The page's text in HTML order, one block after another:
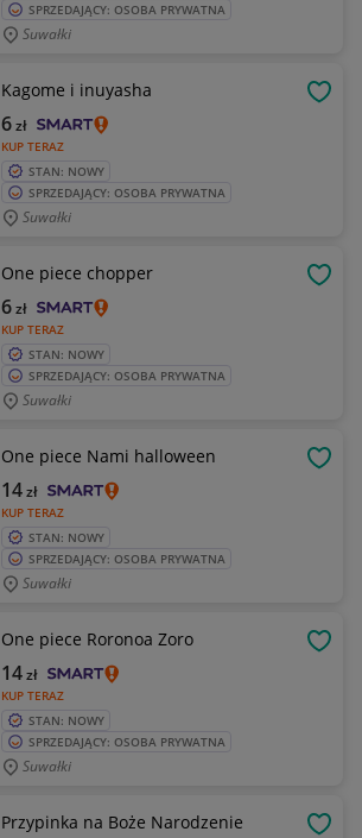
SPRZEDAJĄCY: OSOBA PRYWATNA
Suwałki
Kagome i inuyasha
KUP TERAZ
6zł
STAN: NOWY
SPRZEDAJĄCY: OSOBA PRYWATNA
Suwałki
One piece chopper
KUP TERAZ
6zł
STAN: NOWY
SPRZEDAJĄCY: OSOBA PRYWATNA
Suwałki
One piece Nami halloween
KUP TERAZ
14zł
STAN: NOWY
SPRZEDAJĄCY: OSOBA PRYWATNA
Suwałki
One piece Roronoa Zoro
KUP TERAZ
14zł
STAN: NOWY
SPRZEDAJĄCY: OSOBA PRYWATNA
Suwałki
Przypinka na Boże Narodzenie